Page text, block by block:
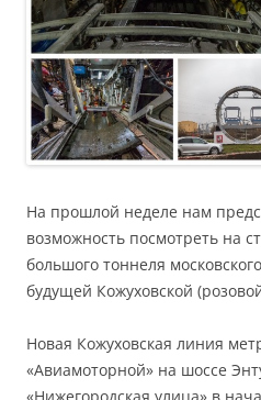
На прошлой неделе нам
возможность посмотреть на
большого тоннеля
будущей Кожуховской
Новая Кожуховская линия
«Авиамоторной» на шоссе
«Нижегородская улица» в